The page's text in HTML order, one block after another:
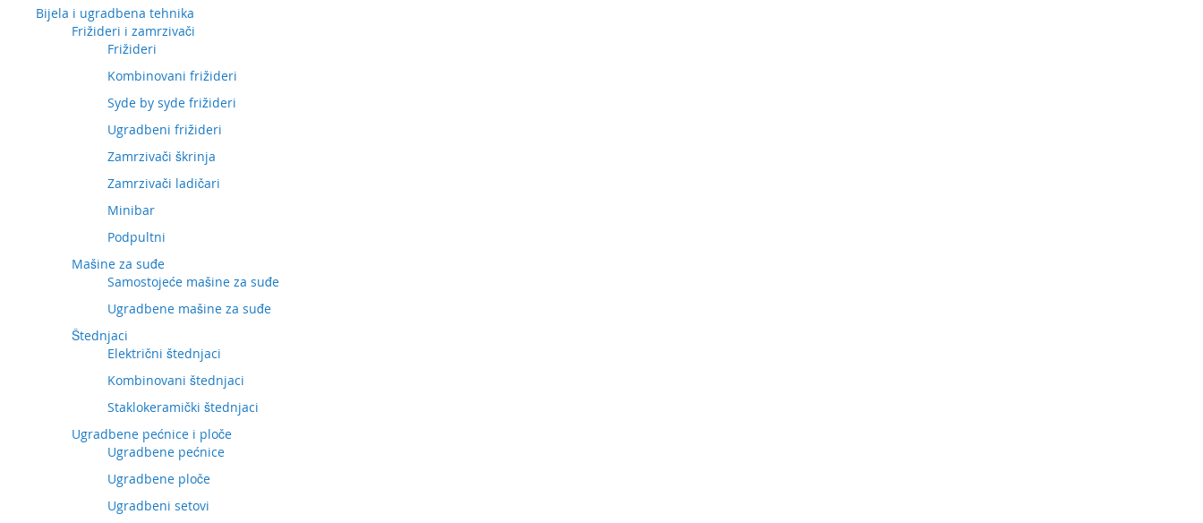
sadržajBijela i ugradbena tehnika
Frižideri i zamrzivači
Frižideri
Kombinovani frižideri
Syde by syde frižideri
Ugradbeni frižideri
Zamrzivači škrinja
Zamrzivači ladičari
Minibar
Podpultni
Mašine za suđe
Samostojeće mašine za suđe
Ugradbene mašine za suđe
Štednjaci
Električni štednjaci
Kombinovani štednjaci
Staklokeramički štednjaci
Ugradbene pećnice i ploče
Ugradbene pećnice
Ugradbene ploče
Ugradbeni setovi